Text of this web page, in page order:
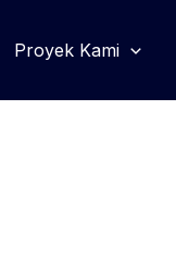
Proyek Kami